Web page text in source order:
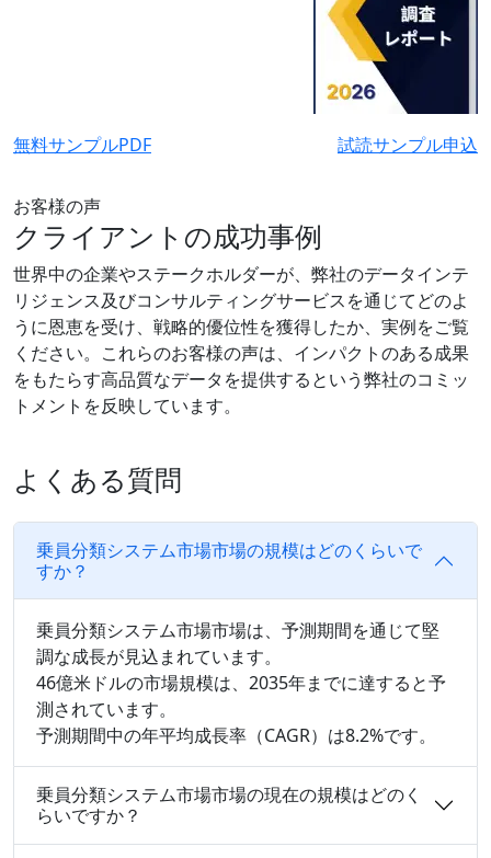
無料サンプルPDF 試読サンプル申込
お客様の声
クライアントの成功事例
世界中の企業やステークホルダーが、弊社のデータインテ
リジェンス及びコンサルティングサービスを通じてどのよ
うに恩恵を受け、戦略的優位性を獲得したか、実例をご覧
ください。これらのお客様の声は、インパクトのある成果
をもたらす高品質なデータを提供するという弊社のコミッ
トメントを反映しています。
よくある質問
乗員分類システム市場市場の規模はどのくらいで
すか？
乗員分類システム市場市場は、予測期間を通じて堅
調な成長が見込まれています。
46億米ドルの市場規模は、2035年までに達すると予
測されています。
予測期間中の年平均成長率（CAGR）は8.2%です。
乗員分類システム市場市場の現在の規模はどのく
らいですか？